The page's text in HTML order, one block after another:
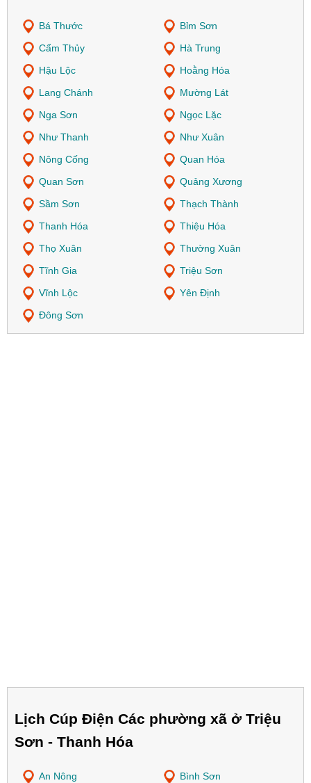
Bá Thước
Bỉm Sơn
Cẩm Thủy
Hà Trung
Hậu Lộc
Hoằng Hóa
Lang Chánh
Mường Lát
Nga Sơn
Ngọc Lặc
Như Thanh
Như Xuân
Nông Cống
Quan Hóa
Quan Sơn
Quảng Xương
Sầm Sơn
Thạch Thành
Thanh Hóa
Thiệu Hóa
Thọ Xuân
Thường Xuân
Tĩnh Gia
Triệu Sơn
Vĩnh Lộc
Yên Định
Đông Sơn
Lịch Cúp Điện Các phường xã ở Triệu
Sơn - Thanh Hóa
An Nông
Bình Sơn